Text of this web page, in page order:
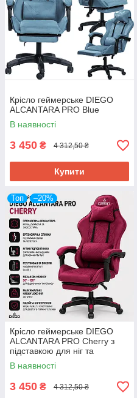
Крісло геймерське DIEGO
ALCANTARA PRO Blue
В наявності
3 450 ₴ 4 312,50 ₴
Купити
Топ –20%
Крісло геймерське DIEGO
ALCANTARA PRO Cherry з
підставкою для ніг та
ергономічними подушками
В наявності
3 450 ₴ 4 312,50 ₴